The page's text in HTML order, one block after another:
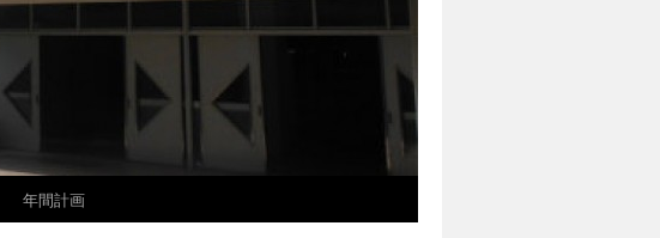
年間計画